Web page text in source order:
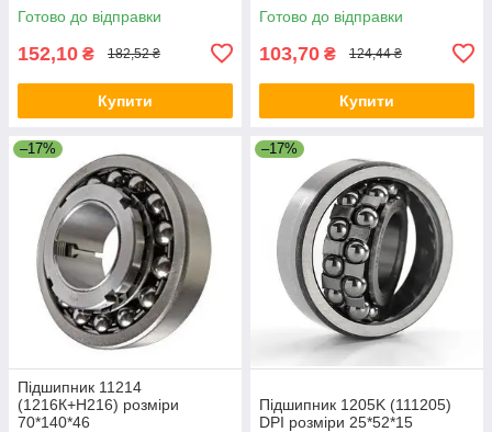
Готово до відправки
152,10 ₴ 182,52 ₴
Купити
Готово до відправки
103,70 ₴ 124,44 ₴
Купити
–17%
Підшипник 11214
(1216К+Н216) розміри
70*140*46
–17%
Підшипник 1205K (111205)
DPI розміри 25*52*15